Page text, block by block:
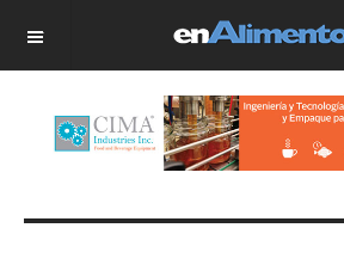
OFF CANVAS